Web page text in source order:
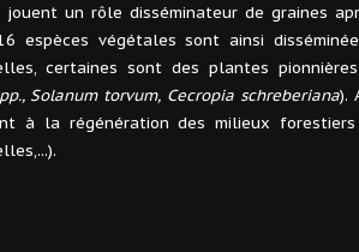
jouent un rôle disséminateur de graines
espèces végétales sont ainsi
certaines sont des plantes
Solanum torvum, Cecropia schreberiana).
à la régénération des milieux forestiers